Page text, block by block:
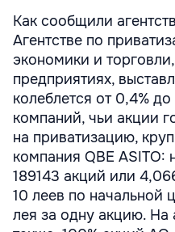
Как сообщили
Агентстве по
экономики и
предприятиях,
колеблется от 0,4%
компаний, чьи акции
на приватизацию,
компания QBE ASITO:
189143 акций или
10 леев по начальной
лея за одну акцию. На